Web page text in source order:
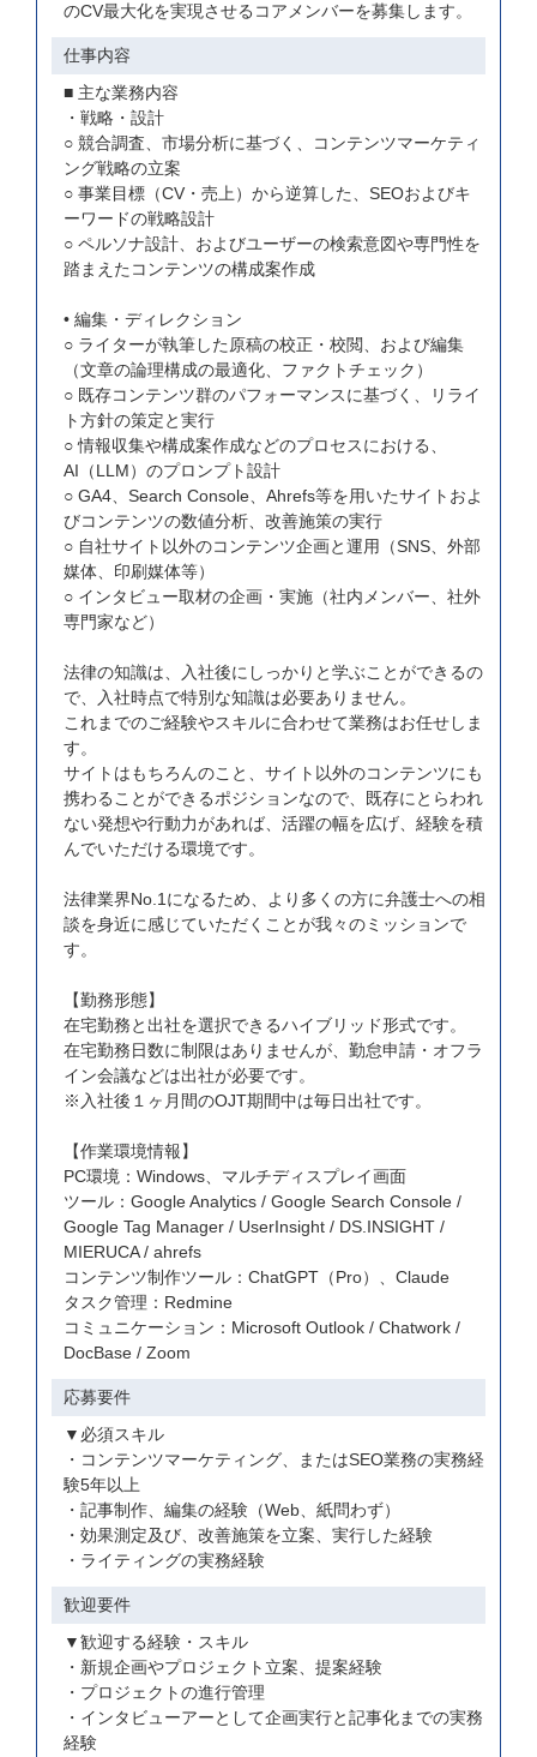
のCV最大化を実現させるコアメンバーを募集します。
仕事内容
■ 主な業務内容
・戦略・設計
○ 競合調査、市場分析に基づく、コンテンツマーケティ
ング戦略の立案
○ 事業目標（CV・売上）から逆算した、SEOおよびキ
ーワードの戦略設計
○ ペルソナ設計、およびユーザーの検索意図や専門性を
踏まえたコンテンツの構成案作成
• 編集・ディレクション
○ ライターが執筆した原稿の校正・校閲、および編集
（文章の論理構成の最適化、ファクトチェック）
○ 既存コンテンツ群のパフォーマンスに基づく、リライ
ト方針の策定と実行
○ 情報収集や構成案作成などのプロセスにおける、
AI（LLM）のプロンプト設計
○ GA4、Search Console、Ahrefs等を用いたサイトおよ
びコンテンツの数値分析、改善施策の実行
○ 自社サイト以外のコンテンツ企画と運用（SNS、外部
媒体、印刷媒体等）
○ インタビュー取材の企画・実施（社内メンバー、社外
専門家など）
法律の知識は、入社後にしっかりと学ぶことができるの
で、入社時点で特別な知識は必要ありません。
これまでのご経験やスキルに合わせて業務はお任せしま
す。
サイトはもちろんのこと、サイト以外のコンテンツにも
携わることができるポジションなので、既存にとらわれ
ない発想や行動力があれば、活躍の幅を広げ、経験を積
んでいただける環境です。
法律業界No.1になるため、より多くの方に弁護士への相
談を身近に感じていただくことが我々のミッションで
す。
【勤務形態】
在宅勤務と出社を選択できるハイブリッド形式です。
在宅勤務日数に制限はありませんが、勤怠申請・オフラ
イン会議などは出社が必要です。
※入社後１ヶ月間のOJT期間中は毎日出社です。
【作業環境情報】
PC環境：Windows、マルチディスプレイ画面
ツール：Google Analytics / Google Search Console /
Google Tag Manager / UserInsight / DS.INSIGHT /
MIERUCA / ahrefs
コンテンツ制作ツール：ChatGPT（Pro）、Claude
タスク管理：Redmine
コミュニケーション：Microsoft Outlook / Chatwork /
DocBase / Zoom
応募要件
▼必須スキル
・コンテンツマーケティング、またはSEO業務の実務経
験5年以上
・記事制作、編集の経験（Web、紙問わず）
・効果測定及び、改善施策を立案、実行した経験
・ライティングの実務経験
歓迎要件
▼歓迎する経験・スキル
・新規企画やプロジェクト立案、提案経験
・プロジェクトの進行管理
・インタビューアーとして企画実行と記事化までの実務
経験